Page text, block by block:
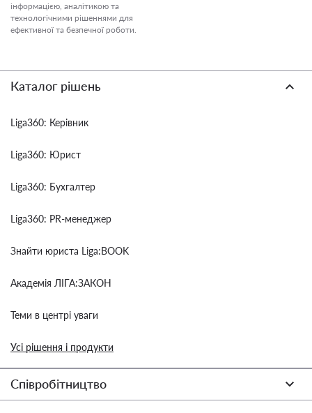
інформацією, аналітикою та
технологічними рішеннями для
ефективної та безпечної роботи.
Каталог рішень
Liga360: Керівник
Liga360: Юрист
Liga360: Бухгалтер
Liga360: PR-менеджер
Знайти юриста Liga:BOOK
Академія ЛІГА:ЗАКОН
Теми в центрі уваги
Усі рішення і продукти
Співробітництво